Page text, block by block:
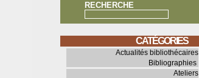
RECHERCHE
CATÉGORIES
Actualités bibliothécaires
Bibliographies
Ateliers